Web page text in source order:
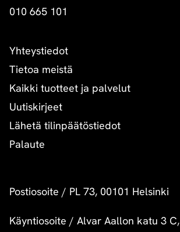
010 665 101
Yhteystiedot
Tietoa meistä
Kaikki tuotteet ja palvelut
Uutiskirjeet
Lähetä tilinpäätöstiedot
Palaute
Postiosoite / PL 73, 00101 Helsinki
Käyntiosoite / Alvar Aallon katu 3 C,